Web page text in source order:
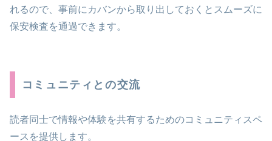
れるので、事前にカバンから取り出しておくとスムーズに
保安検査を通過できます。
コミュニティとの交流
読者同士で情報や体験を共有するためのコミュニティスペ
ースを提供します。